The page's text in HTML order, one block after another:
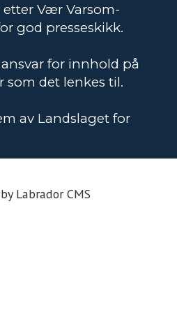
Vær Varsom-
god presseskikk.
for innhold på
som det lenkes til.
av Landslaget for
Labrador CMS